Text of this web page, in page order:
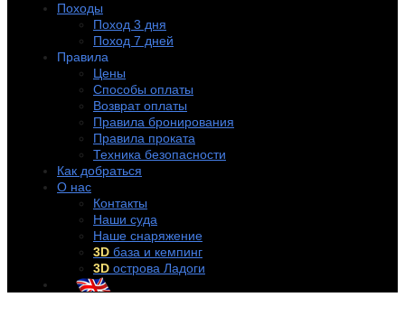
Походы
Поход 3 дня
Поход 7 дней
Правила
Цены
Способы оплаты
Возврат оплаты
Правила бронирования
Правила проката
Техника безопасности
Как добраться
О нас
Контакты
Наши суда
Наше снаряжение
3D база и кемпинг
3D острова Ладоги